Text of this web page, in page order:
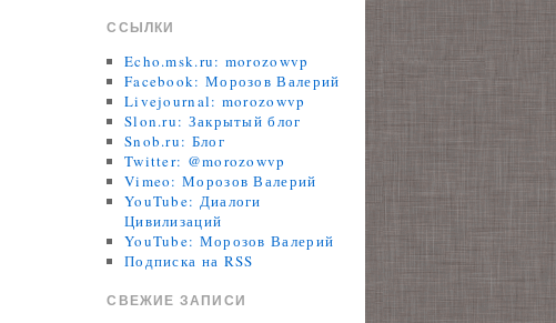
ССЫЛКИ
Echo.msk.ru: morozowvp
Facebook: Морозов Валерий
Livejournal: morozowvp
Slon.ru: Закрытый блог
Snob.ru: Блог
Twitter: @morozowvp
Vimeo: Морозов Валерий
YouTube: Диалоги
Цивилизаций
YouTube: Морозов Валерий
Подписка на RSS
СВЕЖИЕ ЗАПИСИ